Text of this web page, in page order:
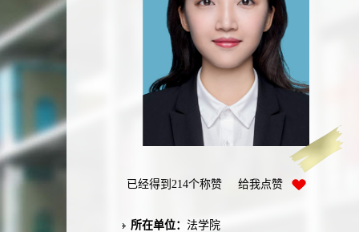
已经得到 214个称赞 给我点赞
所在单位： 法学院